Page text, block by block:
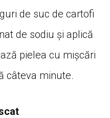
de suc de cartofi
de sodiu și aplică
pielea cu mișcări
câteva minute.